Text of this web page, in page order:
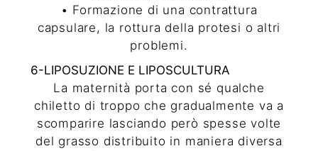
• Formazione di una contrattura
capsulare, la rottura della protesi o altri
problemi.
6-LIPOSUZIONE E LIPOSCULTURA
La maternità porta con sé qualche
chiletto di troppo che gradualmente va a
scomparire lasciando però spesse volte
del grasso distribuito in maniera diversa